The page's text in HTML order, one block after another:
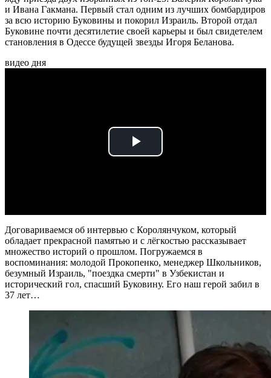
и Ивана Гакмана. Первый стал одним из лучших бомбардиров
за всю историю Буковины и покорил Израиль. Второй отдал
Буковине почти десятилетие своей карьеры и был свидетелем
становления в Одессе будущей звезды Игоря Беланова.
видео дня
Play
Договариваемся об интервью с Королянчуком, который
обладает прекрасной памятью и с лёгкостью рассказывает
множество историй о прошлом. Погружаемся в
воспоминания: молодой Прокопенко, менеджер Школьников,
безумный Израиль, "поездка смерти" в Узбекистан и
исторический гол, спасший Буковину. Его наш герой забил в
37 лет…